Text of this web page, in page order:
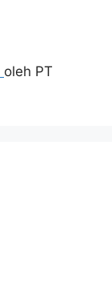
oleh PT